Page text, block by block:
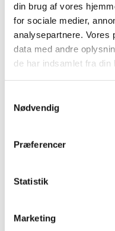
din brug af vores
for sociale medier,
analysepartnere. Vores
data med andre
de har indsamlet fra din
Nødvendig
Præferencer
Statistik
Marketing
Kontakt os
Adresse
Stengade 51 B, 3. tv
3000 Helsingør
+45 31 70 61 99